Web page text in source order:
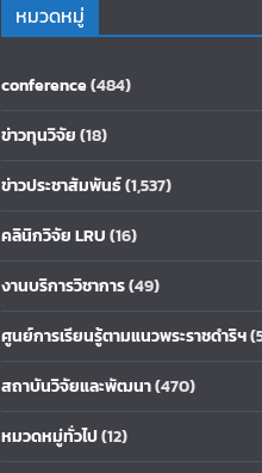
หมวดหมู่
conference(484)
ข่าวทุนวิจัย(18)
ข่าวประชาสัมพันธ์(1,537)
คลินิกวิจัย LRU(16)
งานบริการวิชาการ(49)
ศูนย์การเรียนรู้ตามแนวพระราชดำริฯ
สถาบันวิจัยและพัฒนา(470)
หมวดหมู่ทั่วไป(12)